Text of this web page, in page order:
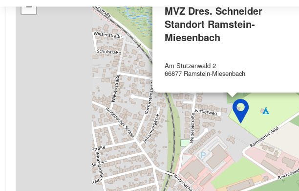
MVZ Dres. Schneider
Standort Ramstein-
Miesenbach
Am Stutzenwald 2
66877 Ramstein-Miesenbach
−
Erstellung von Profilen für personalisierte Werbung
Verwendung von Profilen zur Auswahl personalisierter Werbung
Erstellung von Profilen zur Personalisierung von Inhalten
Verwendung von Profilen zur Auswahl personalisierter Inhalte
Messung der Werbeleistung
Messung der Performance von Inhalten
Analyse von Zielgruppen durch Statistiken oder Kombinationen von Daten aus
verschiedenen Quellen
Entwicklung und Verbesserung der Angebote
Verwendung reduzierter Daten zur Auswahl von Inhalten